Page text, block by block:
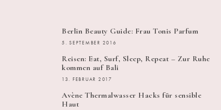
Berlin Beauty Guide: Frau Tonis Parfum
5. SEPTEMBER 2016
Reisen: Eat, Surf, Sleep, Repeat – Zur Ruhe
kommen auf Bali
13. FEBRUAR 2017
Avène Thermalwasser Hacks für sensible
Haut